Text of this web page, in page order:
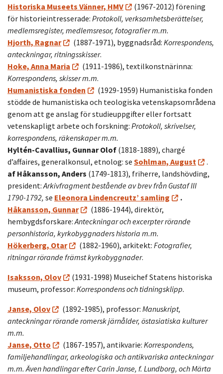
Historiska Museets Vänner, HMV
(1967-2012) förening
för historieintresserade: Protokoll, verksamhetsberättelser,
medlemsregister, medlemsresor, fotografier m.m.
Hjorth, Ragnar
(1887-1971), byggnadsråd: Korrespondens,
anteckningar, ritningsskisser.
Hoke, Anna Maria
(1911-1986), textilkonstnärinna:
Korrespondens, skisser m.m.
Humanistiska fonden
(1929-1959) Humanistiska fonden
stödde de humanistiska och teologiska vetenskapsområdena
genom att ge anslag för studieuppgifter eller fortsatt
vetenskapligt arbete och forskning: Protokoll, skrivelser,
korrespondens, räkenskaper m.m.
Hyltén-Cavallius, Gunnar Olof (1818-1889), chargé
d’affaires, generalkonsul, etnolog: se Sohlman, August
.
af Håkansson, Anders (1749-1813), friherre, landshövding,
president: Arkivfragment bestående av brev från Gustaf III
1790-1792, se Eleonora Lindencreutz’ samling
.
Håkansson, Gunnar
(1886-1944), direktör,
hembygdsforskare: Anteckningar och excerpter rörande
personhistoria, kyrkobyggnaders historia m.m.
Hökerberg, Otar
(1882-1960), arkitekt: Fotografier,
ritningar rörande främst kyrkobyggnader.
Isaksson, Olov
(1931-1998) Museichef Statens historiska
museum, professor: Korrespondens och tidningsklipp.
Janse, Olov
(1892-1985), professor: Manuskript,
anteckningar rörande romersk järnålder, östasiatiska kulturer
m.m.
Janse, Otto
(1867-1957), antikvarie: Korrespondens,
familjehandlingar, arkeologiska och antikvariska anteckningar
m.m. Även handlingar efter Carin Janse, f. Lundborg, och Märta